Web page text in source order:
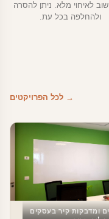
לאיחוי מלא. ניתן להסרה
ולהחלפה בכל עת.
→ לכל הפרויקטים
ומדבקות קיר בעסקים